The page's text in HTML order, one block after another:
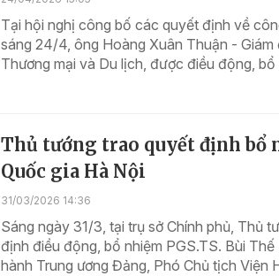
Tại hội nghị công bố các quyết định về
sáng 24/4, ông Hoàng Xuân Thuận -
Thương mại và Du lịch, được điều động,
Thủ tướng trao quyết định bổ
Quốc gia Hà Nội
31/03/2026 14:36
Sáng ngày 31/3, tại trụ sở Chính phủ, Thủ
định điều động, bổ nhiệm PGS.TS. Bùi
hành Trung ương Đảng, Phó Chủ tịch Viện